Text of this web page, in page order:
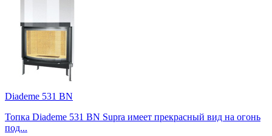
Diademe 531 BN
Топка Diademe 531 BN Supra имеет прекрасный вид на огонь
под...